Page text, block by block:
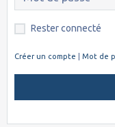
Rester connecté
Créer un compte Mot de